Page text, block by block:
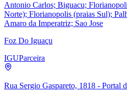
Antonio Carlos; Biguacu;
Norte); Florianopolis (praias Sul);
Amaro da Imperatriz; Sao Jose
Foz Do Iguaçu
IGUParceira
Rua Sergio Gaspareto, 1818 - Portal